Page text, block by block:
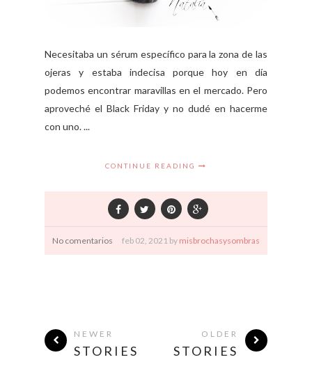
Necesitaba un sérum específico para la zona de las
ojeras y estaba indecisa porque hoy en día
podemos encontrar maravillas en el mercado. Pero
aproveché el Black Friday y no dudé en hacerme
con uno. ...
CONTINUE READING
No comentarios feb 02, 2021 by misbrochasysombras
NEWER
STORIES
OLDER
STORIES